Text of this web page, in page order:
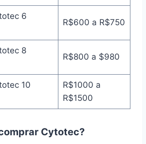
6
R$600 a R$750
8
R$800 a $980
10
R$1000 a
R$1500
Cytotec?